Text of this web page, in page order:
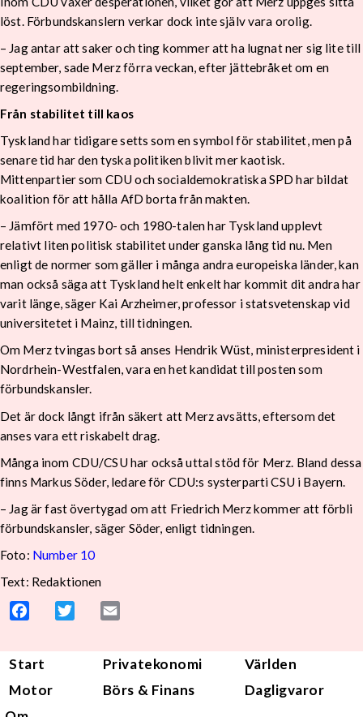
löst. Förbundskanslern verkar dock inte själv vara orolig.
– Jag antar att saker och ting kommer att ha lugnat ner sig lite till
september, sade Merz förra veckan, efter jättebråket om en
regeringsombildning.
Från stabilitet till kaos
Tyskland har tidigare setts som en symbol för stabilitet, men på
senare tid har den tyska politiken blivit mer kaotisk.
Mittenpartier som CDU och socialdemokratiska SPD har bildat
koalition för att hålla AfD borta från makten.
– Jämfört med 1970- och 1980-talen har Tyskland upplevt
relativt liten politisk stabilitet under ganska lång tid nu. Men
enligt de normer som gäller i många andra europeiska länder, kan
man också säga att Tyskland helt enkelt har kommit dit andra har
varit länge, säger Kai Arzheimer, professor i statsvetenskap vid
universitetet i Mainz, till tidningen.
Om Merz tvingas bort så anses Hendrik Wüst, ministerpresident i
Nordrhein-Westfalen, vara en het kandidat till posten som
förbundskansler.
Det är dock långt ifrån säkert att Merz avsätts, eftersom det
anses vara ett riskabelt drag.
Många inom CDU/CSU har också uttal stöd för Merz. Bland dessa
finns Markus Söder, ledare för CDU:s systerparti CSU i Bayern.
– Jag är fast övertygad om att Friedrich Merz kommer att förbli
förbundskansler, säger Söder, enligt tidningen.
Foto: Number 10
Text: Redaktionen
Facebook Twitter
Start Privatekonomi
Världen
Motor
Börs & Finans
Dagligvaror